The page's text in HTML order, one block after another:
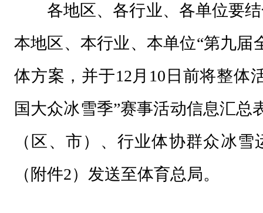
各地区、各行业、各单位要
本地区、本行业、本单位“第九届
体方案，并于12月10日前将整体
国大众冰雪季”赛事活动信息汇总
（区、市）、行业体协群众冰
（附件2）发送至体育总局。